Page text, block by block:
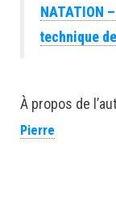
NATATION
technique
À propos de
Pierre